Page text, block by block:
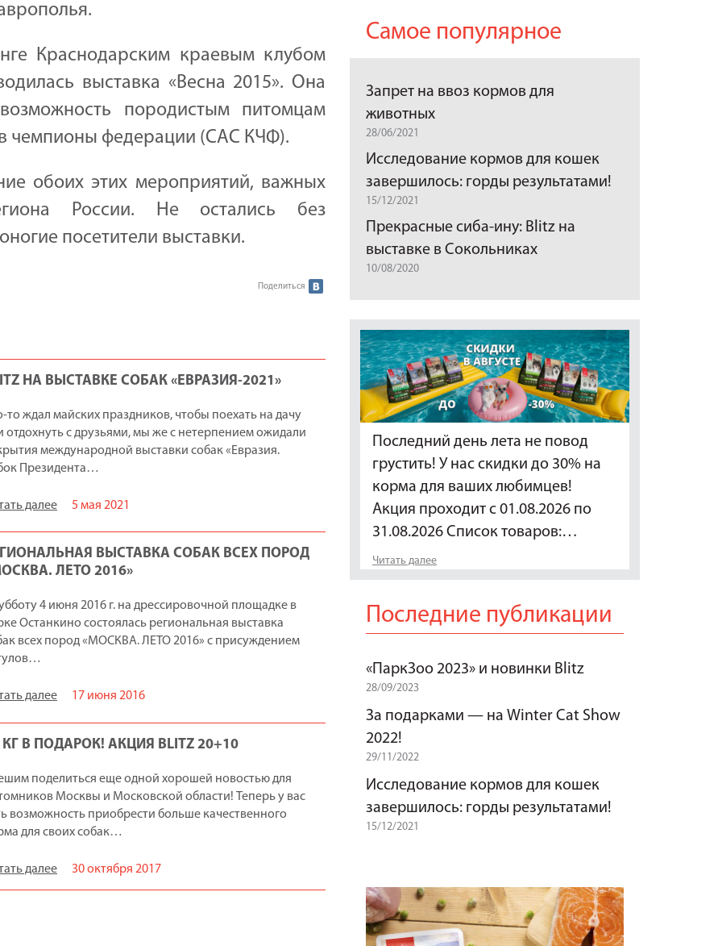
Краснодарским краевым клубом
выставка «Весна 2015». Она
породистым питомцам
чемпионы федерации (CAC КЧФ).
обоих этих мероприятий, важных
России. Не остались без
посетители выставки.
Поделиться
НА ВЫСТАВКЕ СОБАК «ЕВРАЗИЯ-2021»
то ждал майских праздников, чтобы поехать на дачу
отдохнуть с друзьями, мы же с нетерпением ожидали
международной выставки собак «Евразия.
Президента…
далее 5 мая 2021
ВЫСТАВКА СОБАК ВСЕХ ПОРОД
ЛЕТО 2016»
4 июня 2016 г. на дрессировочной площадке в
Останкино состоялась региональная выставка
всех пород «МОСКВА. ЛЕТО 2016» с присуждением
далее 17 июня 2016
КГ В ПОДАРОК! АКЦИЯ BLITZ 20+10
поделиться еще одной хорошей новостью для
Москвы и Московской области! Теперь у вас
возможность приобрести больше качественного
для своих собак…
далее 30 октября 2017
Самое популярное
Запрет на ввоз кормов для
животных
28/06/2021
Исследование кормов для кошек
завершилось: горды результатами!
15/12/2021
Прекрасные сиба-ину: Blitz на
выставке в Сокольниках
10/08/2020
Последний день лета не повод
грустить! У нас скидки до 30% на
корма для ваших любимцев!
Акция проходит с 01.08.2026 по
31.08.2026 Список товаров:…
Читать далее
Последние публикации
«ПаркЗоо 2023» и новинки Blitz
28/09/2023
За подарками — на Winter Cat Show
2022!
29/11/2022
Исследование кормов для кошек
завершилось: горды результатами!
15/12/2021